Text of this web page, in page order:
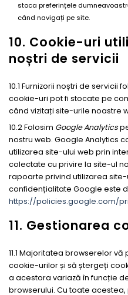
stoca preferințele
când navigați pe site.
10. Cookie-uri
noștri de servicii
10.1 Furnizorii noștri de servicii
cookie-uri pot fi stocate pe
când vizitați site-urile noastre
10.2 Folosim Google Analytics
nostru web. Google Analytics
utilizarea site-ului web prin
colectate cu privire la site-ul
rapoarte privind utilizarea site-
confidențialitate Google este
https://policies.google.com/
11. Gestionarea
11.1 Majoritatea browserelor
cookie-urilor și să ștergeți
a acestora variază în funcție
browserului. Cu toate